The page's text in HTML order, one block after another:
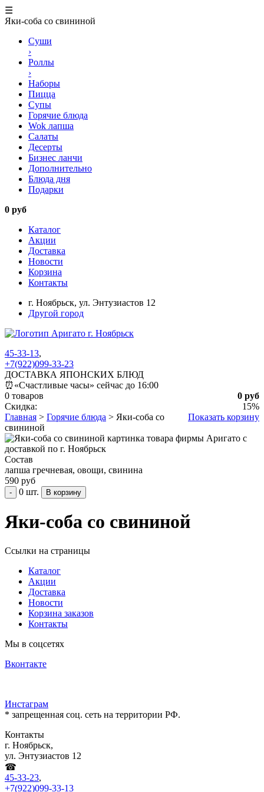
☰
Яки-соба со свининой
Суши
›
Роллы
›
Наборы
Пицца
Супы
Горячие блюда
Wok лапша
Салаты
Десерты
Бизнес ланчи
Дополнительно
Блюда дня
Подарки
0 руб
Каталог
Акции
Доставка
Новости
Корзина
Контакты
г. Ноябрьск, ул. Энтузиастов 12
Другой город
45-33-13,
+7(922)099-33-23
ДОСТАВКА ЯПОНСКИХ БЛЮД
⏰ «Счастливые часы» сейчас до 16:00
0 руб
0 товаров
Скидка:
15%
Показать корзину
Главная > Горячие блюда > Яки-соба со
свининой
Состав
лапша гречневая, овощи, свинина
590 руб
- 0 шт.
Яки-соба со свининой
Ссылки на страницы
Каталог
Акции
Доставка
Новости
Корзина заказов
Контакты
Мы в соцсетях
Вконтакте
Инстаграм
* запрещенная соц. сеть на территории РФ.
Контакты
г. Ноябрьск,
ул. Энтузиастов 12
☎
45-33-23,
+7(922)099-33-13